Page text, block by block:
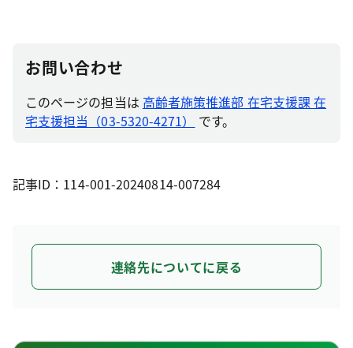
お問い合わせ
このページの担当は 高齢者施策推進部 在宅支援課 在
宅支援担当（03-5320-4271）
です。
記事ID：114-001-20240814-007284
連絡先についてに戻る